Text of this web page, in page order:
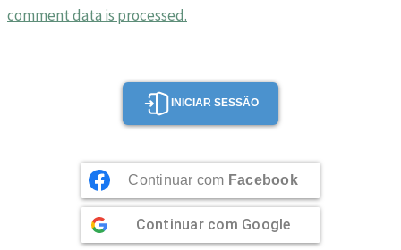
comment data is processed.
INICIAR SESSÃO
Continuar com Facebook
Continuar com Google